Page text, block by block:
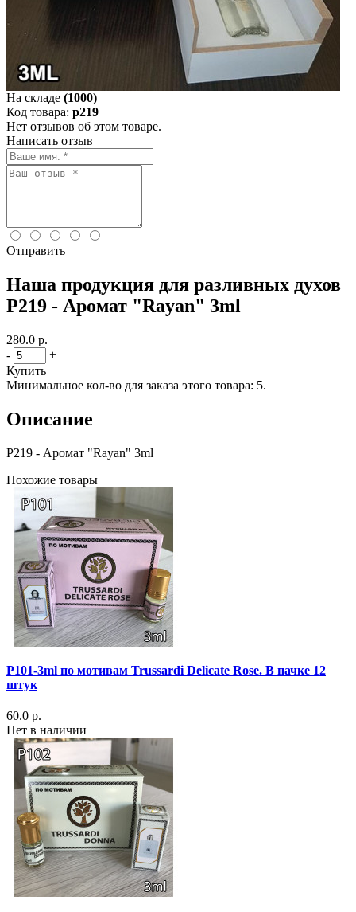
На складе (1000)
Код товара: p219
Нет отзывов об этом товаре.
Написать отзыв
Отправить
Наша продукция для разливных духов
P219 - Аромат "Rayan" 3ml
280.0 р.
-
+
Купить
Минимальное кол-во для заказа этого товара: 5.
Описание
P219 - Аромат "Rayan" 3ml
Похожие товары
P101-3ml по мотивам Trussardi Delicate Rose. В пачке 12
штук
60.0 р.
Нет в наличии